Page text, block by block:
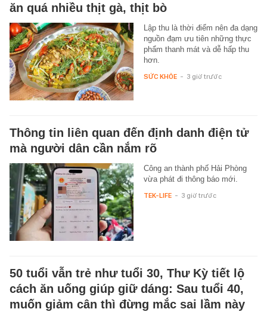
ăn quá nhiều thịt gà, thịt bò
Lập thu là thời điểm nên đa dạng
nguồn đạm ưu tiên những thực
phẩm thanh mát và dễ hấp thu
hơn.
SỨC KHỎE - 3 giờ trước
Thông tin liên quan đến định danh điện tử
mà người dân cần nắm rõ
Công an thành phố Hải Phòng
vừa phát đi thông báo mới.
TEK-LIFE - 3 giờ trước
50 tuổi vẫn trẻ như tuổi 30, Thư Kỳ tiết lộ
cách ăn uống giúp giữ dáng: Sau tuổi 40,
muốn giảm cân thì đừng mắc sai lầm này